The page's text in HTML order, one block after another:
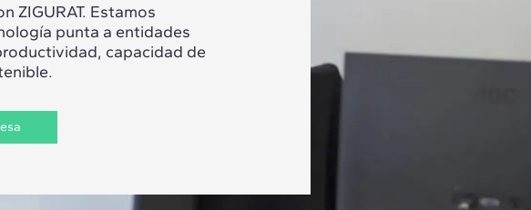
ZIGURAT. Estamos
punta a entidades
capacidad de